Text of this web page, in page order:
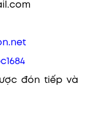
đón tiếp và